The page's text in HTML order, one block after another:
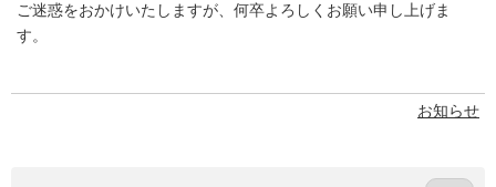
ご迷惑をおかけいたしますが、何卒よろしくお願い申し上げま
す。
お知らせ